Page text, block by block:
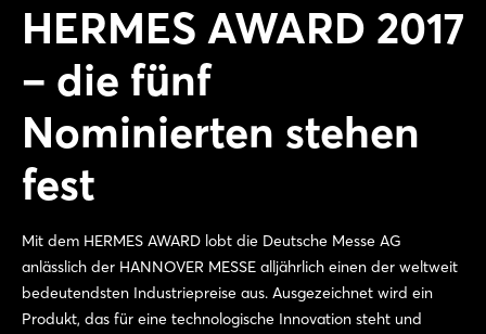
HERMES AWARD 2017
– die fünf
Nominierten stehen
fest
Mit dem HERMES AWARD lobt die Deutsche Messe AG
anlässlich der HANNOVER MESSE alljährlich einen der weltweit
bedeutendsten Industriepreise aus. Ausgezeichnet wird ein
Produkt, das für eine technologische Innovation steht und